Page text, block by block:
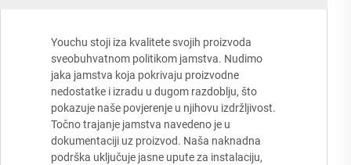
Youchu stoji iza kvalitete svojih proizvoda
sveobuhvatnom politikom jamstva. Nudimo
jaka jamstva koja pokrivaju proizvodne
nedostatke i izradu u dugom razdoblju, što
pokazuje naše povjerenje u njihovu izdržljivost.
Točno trajanje jamstva navedeno je u
dokumentaciji uz proizvod. Naša naknadna
podrška uključuje jasne upute za instalaciju,